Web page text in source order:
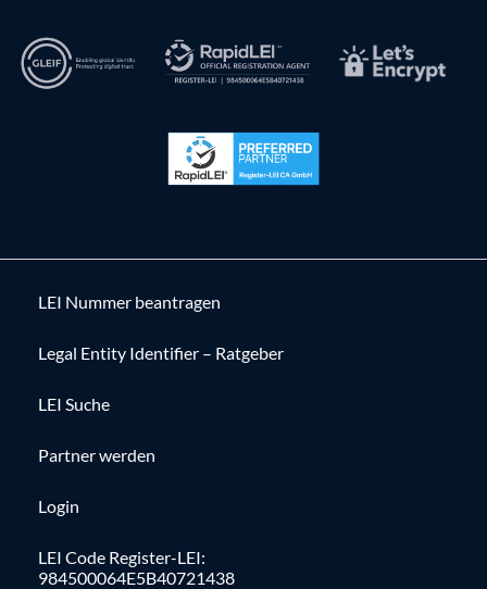
LEI Nummer beantragen
Legal Entity Identifier – Ratgeber
LEI Suche
Partner werden
Login
LEI Code Register-LEI:
984500064E5B40721438